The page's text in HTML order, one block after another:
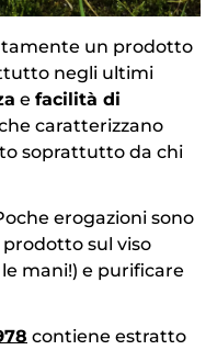
un prodotto
negli ultimi
e facilità di
caratterizzano
soprattutto da chi
erogazioni sono
sul viso
mani!) e purificare
contiene estratto
age
or older?
YES, I AM